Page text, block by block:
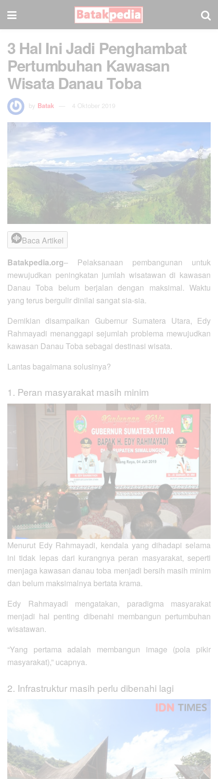
3 Hal Ini Jadi Penghambat
Pertumbuhan Kawasan
Wisata Danau Toba
by Batak 4 Oktober 2019
Baca Artikel
Batakpedia.org– Pelaksanaan pembangunan untuk
mewujudkan peningkatan jumlah wisatawan di kawasan
Danau Toba belum berjalan dengan maksimal. Waktu
yang terus bergulir dinilai sangat sia-sia.
Demikian disampaikan Gubernur Sumatera Utara, Edy
Rahmayadi menanggapi sejumlah problema mewujudkan
kawasan Danau Toba sebagai destinasi wisata.
Lantas bagaimana solusinya?
1. Peran masyarakat masih minim
Menurut Edy Rahmayadi, kendala yang dihadapi selama
ini tidak lepas dari kurangnya peran masyarakat, seperti
menjaga kawasan danau toba menjadi bersih masih minim
dan belum maksimalnya bertata krama.
Edy Rahmayadi mengatakan, paradigma masyarakat
menjadi hal penting dibenahi membangun pertumbuhan
wisatawan.
“Yang pertama adalah membangun image (pola pikir
masyarakat),” ucapnya.
2. Infrastruktur masih perlu dibenahi lagi